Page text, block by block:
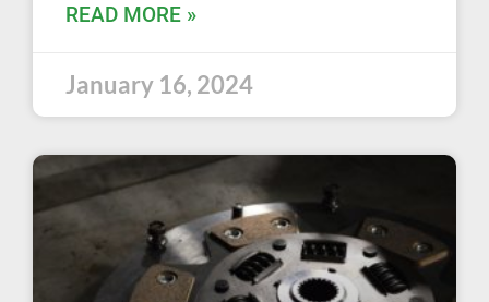
READ MORE »
January 16, 2024